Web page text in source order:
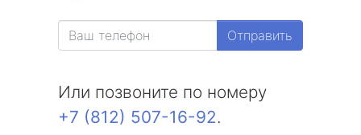
Отправить
Или позвоните по номеру
+7 (812) 507-16-92.